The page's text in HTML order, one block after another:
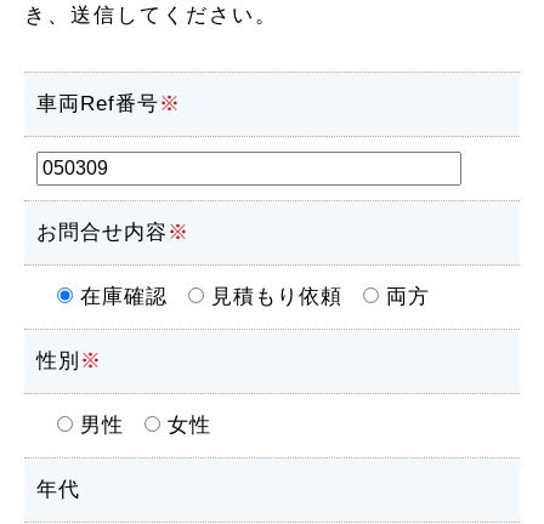
き、送信してください。
車両Ref番号※
お問合せ内容 ※
在庫確認 見積もり依頼 両方
性別 ※
男性 女性
年代